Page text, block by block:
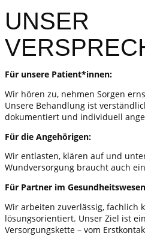
UNSER
Für unsere Patient*innen:
Wir hören zu, nehmen Sorgen
Unsere Behandlung ist
dokumentiert und individuell
Für die Angehörigen:
Wir entlasten, klären auf und
Wundversorgung braucht auch
Für Partner im
Wir arbeiten zuverlässig, fachlich
lösungsorientiert. Unser Ziel ist
Versorgungskette – vom